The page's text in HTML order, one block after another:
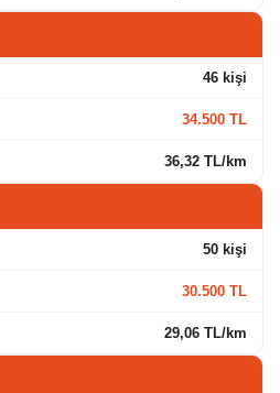
46 kişi
34.500 TL
36,32 TL/km
50 kişi
30.500 TL
29,06 TL/km